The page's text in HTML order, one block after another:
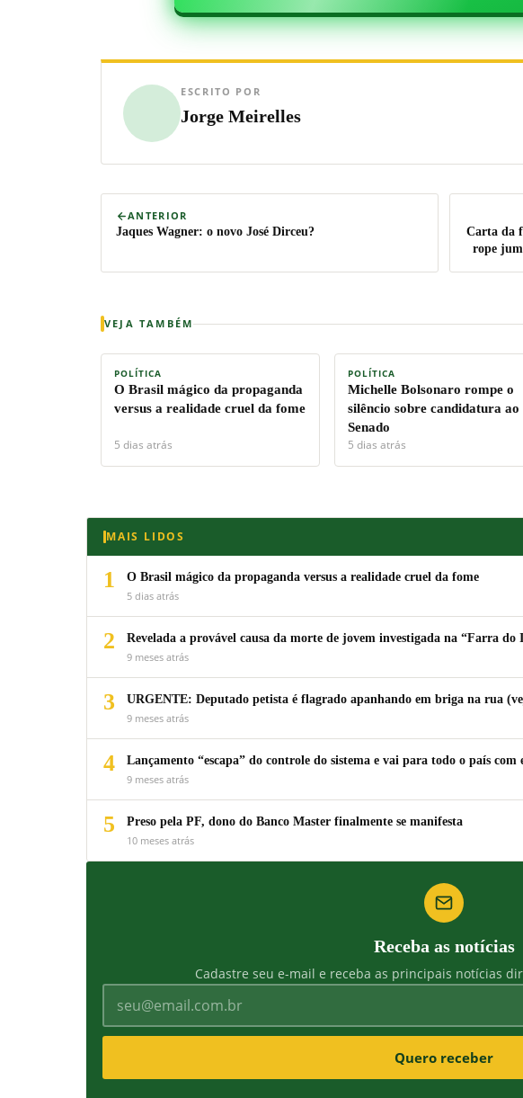
ESCRITO POR
Jorge Meirelles
ANTERIOR
Jaques Wagner: o novo José Dirceu?
Carta da
rope
VEJA TAMBÉM
POLÍTICA
O Brasil mágico da propaganda
versus a realidade cruel da fome
5 dias atrás
POLÍTICA
Michelle Bolsonaro rompe o
silêncio sobre candidatura ao
Senado
5 dias atrás
MAIS LIDOS
1
O Brasil mágico da propaganda versus a realidade cruel da fome
5 dias atrás
2
Revelada a provável causa da morte de jovem investigada na “Farra do
9 meses atrás
3
URGENTE: Deputado petista é flagrado apanhando em briga na rua
9 meses atrás
4
Lançamento “escapa” do controle do sistema e vai para todo o país
9 meses atrás
5
Preso pela PF, dono do Banco Master finalmente se manifesta
10 meses atrás
Receba as notícias
Cadastre seu e-mail e receba as principais notícias
Quero receber